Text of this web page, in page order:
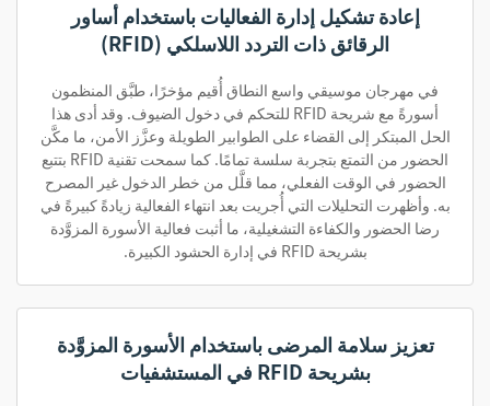
إعادة تشكيل إدارة الفعاليات باستخدام أساور
الرقائق ذات التردد اللاسلكي (RFID)
في مهرجان موسيقي واسع النطاق أُقيم مؤخرًا، طبَّق المنظمون
أسورةً مع شريحة RFID للتحكم في دخول الضيوف. وقد أدى هذا
الحل المبتكر إلى القضاء على الطوابير الطويلة وعزَّز الأمن، ما مكَّن
الحضور من التمتع بتجربة سلسة تمامًا. كما سمحت تقنية RFID بتتبع
الحضور في الوقت الفعلي، مما قلَّل من خطر الدخول غير المصرح
به. وأظهرت التحليلات التي أُجريت بعد انتهاء الفعالية زيادةً كبيرةً في
رضا الحضور والكفاءة التشغيلية، ما أثبت فعالية الأسورة المزوَّدة
بشريحة RFID في إدارة الحشود الكبيرة.
تعزيز سلامة المرضى باستخدام الأسورة المزوَّدة
بشريحة RFID في المستشفيات